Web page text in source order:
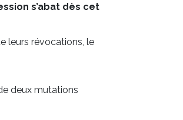
s’abat dès cet
leurs révocations, le
deux mutations